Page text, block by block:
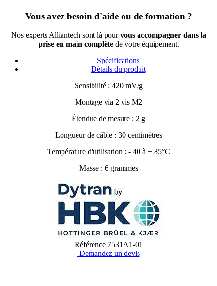
Vous avez besoin d'aide ou de formation ?
Nos experts Alliantech sont là pourvous accompagner dans la
prise en main complètede votre équipement.
Spécifications
Détails du produit
Sensibilité : 420 mV/g
Montage via 2 vis M2
Étendue de mesure : 2 g
Longueur de câble : 30 centimètres
Température d'utilisation : - 40 à + 85°C
Masse : 6 grammes
Référence 7531A1-01
Demandez un devis